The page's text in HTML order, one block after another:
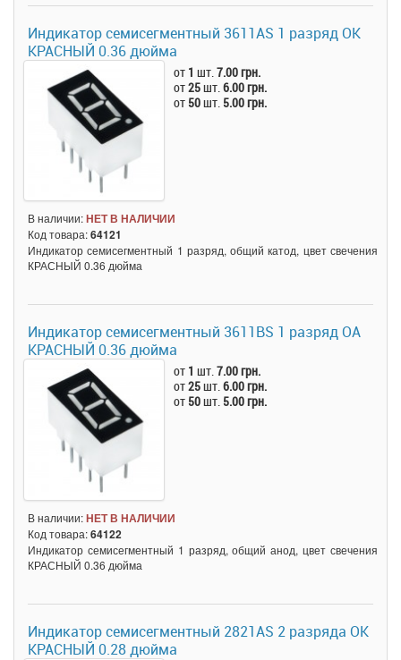
Индикатор семисегментный 3611AS 1 разряд ОК
КРАСНЫЙ 0.36 дюйма
от 1 шт.7.00 грн.
от25шт.6.00 грн.
от 50шт. 5.00 грн.
В наличии:НЕТ В НАЛИЧИИ
Код товара:64121
Индикатор семисегментный 1 разряд, общий катод, цвет свечения
КРАСНЫЙ 0.36 дюйма
Индикатор семисегментный 3611BS 1 разряд ОА
КРАСНЫЙ 0.36 дюйма
от 1 шт.7.00 грн.
от25шт.6.00 грн.
от 50шт. 5.00 грн.
В наличии:НЕТ В НАЛИЧИИ
Код товара:64122
Индикатор семисегментный 1 разряд, общий анод, цвет свечения
КРАСНЫЙ 0.36 дюйма
Индикатор семисегментный 2821AS 2 разряда ОК
КРАСНЫЙ 0.28 дюйма